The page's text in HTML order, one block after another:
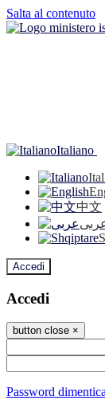
Salta al contenuto
Italiano
中文
Accedi
Accedi
button close ×
Password